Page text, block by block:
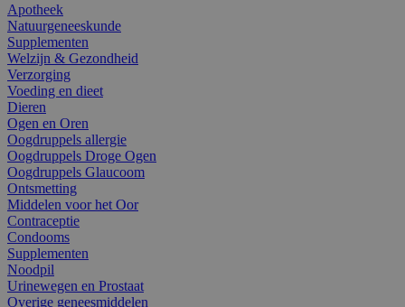
Apotheek
Natuurgeneeskunde
Supplementen
Welzijn & Gezondheid
Verzorging
Voeding en dieet
Dieren
Ogen en Oren
Oogdruppels allergie
Oogdruppels Droge Ogen
Oogdruppels Glaucoom
Ontsmetting
Middelen voor het Oor
Contraceptie
Condooms
Supplementen
Noodpil
Urinewegen en Prostaat
Overige geneesmiddelen